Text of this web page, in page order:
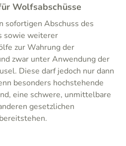
Wolfsabschüsse
sofortigen Abschuss des
sowie weiterer
zur Wahrung der
zwar unter Anwendung der
Diese darf jedoch nur dann
besonders hochstehende
eine schwere, unmittelbare
gesetzlichen